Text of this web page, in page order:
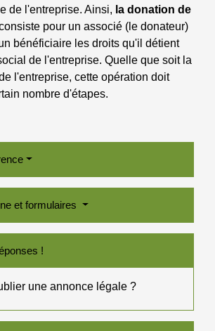
de l'entreprise. Ainsi, la donation de
pour un associé (le donateur)
bénéficiaire les droits qu'il détient
de l'entreprise. Quelle que soit la
l'entreprise, cette opération doit
nombre d'étapes.
et formulaires
!
une annonce légale ?